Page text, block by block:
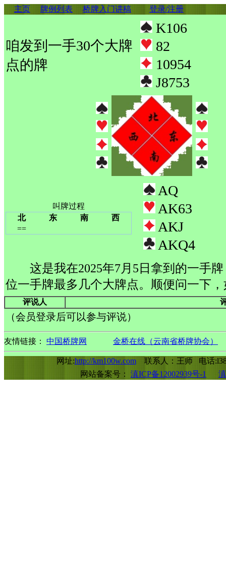
主页 牌例列表 桥牌入门讲稿 登录/注册
咱发到一手30个大牌
点的牌
K106
82
10954
J8753
叫牌过程
北
东 南
西
==
AQ
AK63
AKJ
AKQ4
这是我在2025年7月5日拿到的一手
位一手牌最多几个大牌点。顺便问一下
评说人
（会员登录后可以参与评说）
友情链接： 中国桥牌网 金桥在线（云南省桥牌协会）
网址:http://km100w.com联系人：王师 电话
网站备案号： 滇ICP备12002939号-1